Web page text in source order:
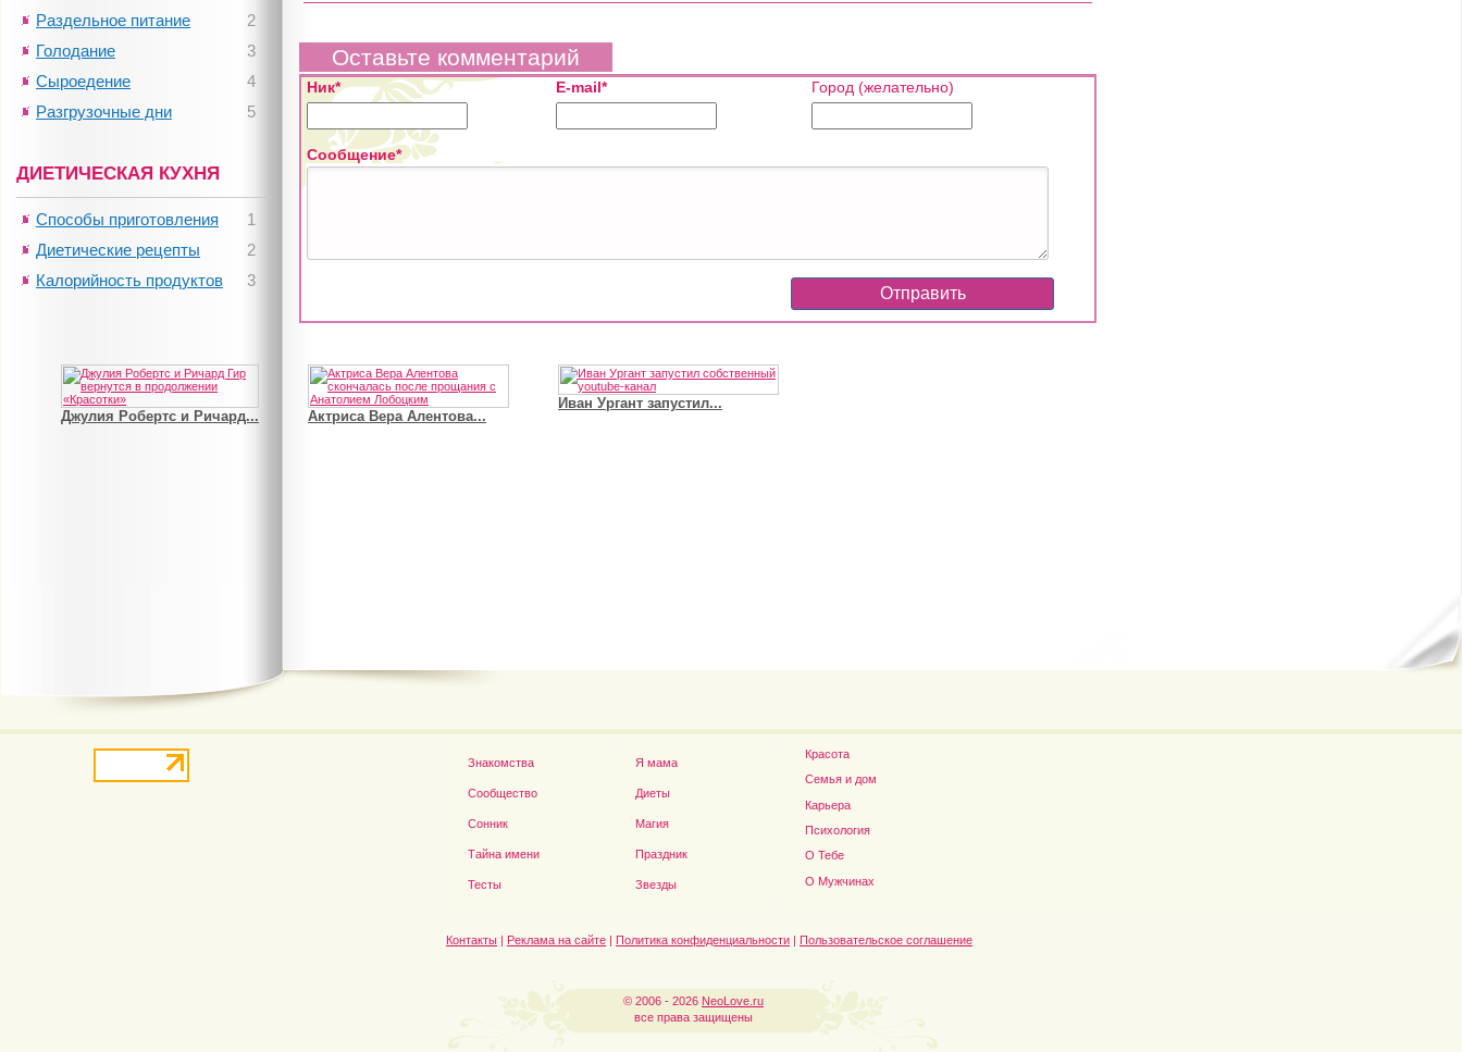
Оставьте комментарий
Ник* E-mail* Город (желательно)
Сообщение*
2
Раздельное питание
3
Голодание
4
Сыроедение
5
Разгрузочные дни
ДИЕТИЧЕСКАЯ КУХНЯ
1
Способы приготовления
2
Диетические рецепты
3
Калорийность продуктов
Джулия Робертс и Ричард... Актриса Вера Алентова...
Иван Ургант запустил...
Дэниел Рэдклифф...
Знакомства
Сообщество
Сонник
Тайна имени
Тесты
Я мама
Диеты
Магия
Праздник
Звезды
Красота
Семья и дом
Карьера
Психология
О Тебе
О Мужчинах
Контакты | Реклама на сайте | Политика конфиденциальности | Пользовательское соглашение
© 2006 - 2026 NeoLove.ru
все права защищены